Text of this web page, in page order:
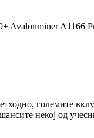
Avalonminer A1166
големите
некој од